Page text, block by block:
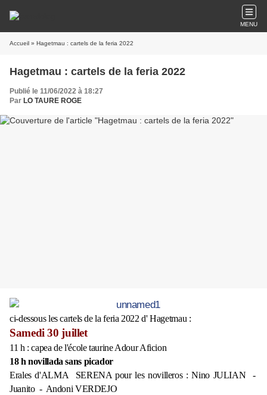
MENU
Accueil » Hagetmau : cartels de la feria 2022
Hagetmau : cartels de la feria 2022
Publié le 11/06/2022 à 18:27
Par LO TAURE ROGE
ci-dessous les cartels de la feria 2022 d' Hagetmau :
Samedi 30 juillet
11 h : capea de l'école taurine Adour Aficion
18 h novillada sans picador
Erales d'ALMA SERENA pour les novilleros : Nino JULIAN -
Juanito - Andoni VERDEJO